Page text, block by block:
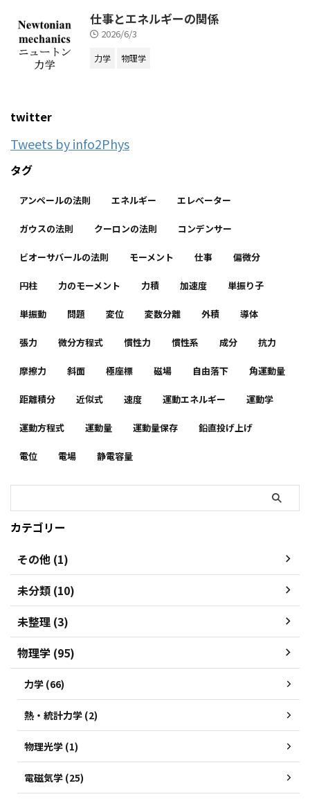
仕事とエネルギーの関係
2026/6/3
力学 物理学
twitter
Tweets by info2Phys
タグ
アンペールの法則 エネルギー エレベーター
ガウスの法則 クーロンの法則 コンデンサー
ビオーサバールの法則 モーメント 仕事 偏微分
円柱 力のモーメント 力積 加速度 単振り子
単振動 問題 変位 変数分離 外積 導体
張力 微分方程式 慣性力 慣性系 成分 抗力
摩擦力 斜面 極座標 磁場 自由落下 角運動量
距離積分 近似式 速度 運動エネルギー 運動学
運動方程式 運動量 運動量保存 鉛直投げ上げ
電位 電場 静電容量
カテゴリー
その他 (1)
未分類 (10)
未整理 (3)
物理学 (95)
力学 (66)
熱・統計力学 (2)
物理光学 (1)
電磁気学 (25)